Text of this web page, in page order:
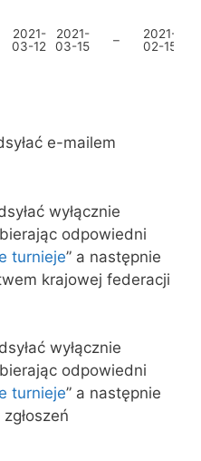
2021-
03-12
2021-
03-15
–
2021-
02-15
e-mailem
wyłącznie
odpowiedni
turnieje” a następnie
krajowej federacji
wyłącznie
odpowiedni
turnieje” a następnie